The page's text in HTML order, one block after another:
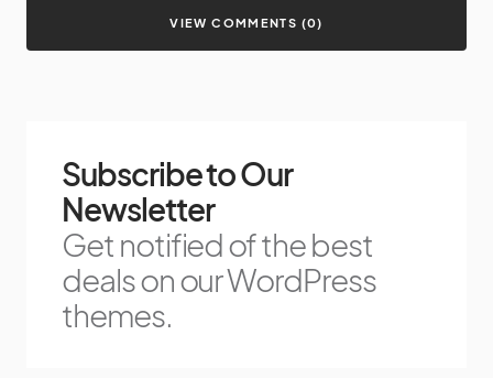
VIEW COMMENTS (0)
Subscribe to Our
Newsletter
Get notified of the best
deals on our WordPress
themes.